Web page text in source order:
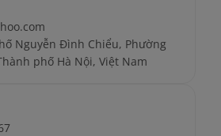
Nguyễn Đình Chiểu, Phường
phố Hà Nội, Việt Nam